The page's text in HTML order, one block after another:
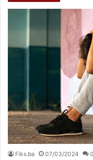
Fiks.ba 07/03/2024 0